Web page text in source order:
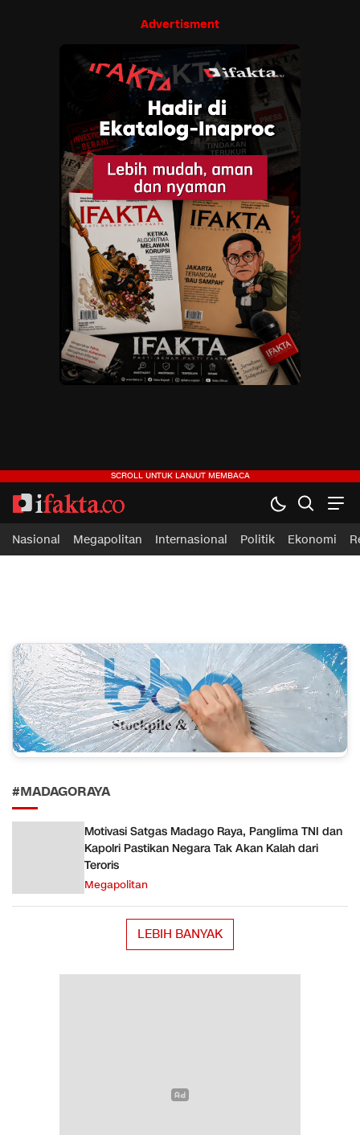
Advertisment
ifakta.co
#pastibenar
Nasional Megapolitan Internasional Politik Ekonomi
#MADAGORAYA
Motivasi Satgas Madago Raya, Panglima TNI dan
Kapolri Pastikan Negara Tak Akan Kalah dari
Teroris
Megapolitan
LEBIH BANYAK